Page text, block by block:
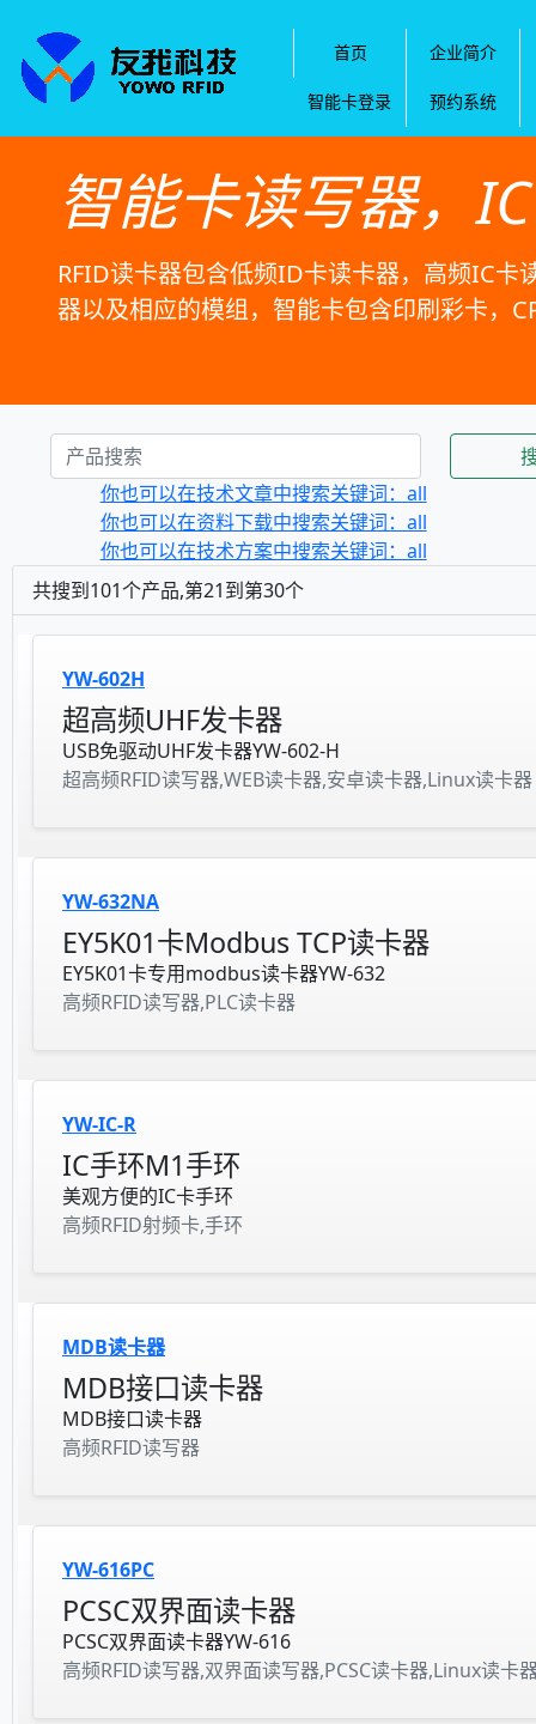
首页 企业简介
智能卡登录 预约系统
智能卡读写器，
RFID读卡器包含低频ID卡读卡器，高频IC卡
器以及相应的模组，智能卡包含印刷彩卡，
你也可以在技术文章中搜索关键词：all
你也可以在资料下载中搜索关键词：all
你也可以在技术方案中搜索关键词：all
共搜到101个产品,第21到第30个
YW-602H
超高频UHF发卡器
USB免驱动UHF发卡器YW-602-H
超高频RFID读写器,WEB读卡器,安卓读卡器,Linux读卡器
YW-632NA
EY5K01卡Modbus TCP读卡器
EY5K01卡专用modbus读卡器YW-632
高频RFID读写器,PLC读卡器
YW-IC-R
IC手环M1手环
美观方便的IC卡手环
高频RFID射频卡,手环
MDB读卡器
MDB接口读卡器
MDB接口读卡器
高频RFID读写器
YW-616PC
PCSC双界面读卡器
PCSC双界面读卡器YW-616
高频RFID读写器,双界面读写器,PCSC读卡器,Linux读卡